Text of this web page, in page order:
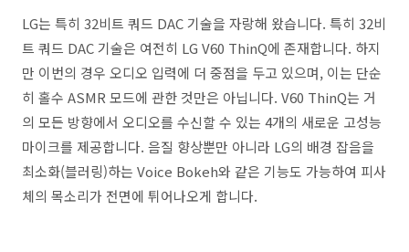
LG는 특히 32비트 쿼드 DAC 기술을 자랑해 왔습니다. 특히 32비
트 쿼드 DAC 기술은 여전히 LG V60 ThinQ에 존재합니다. 하지
만 이번의 경우 오디오 입력에 더 중점을 두고 있으며, 이는 단순
히 홀수 ASMR 모드에 관한 것만은 아닙니다. V60 ThinQ는 거
의 모든 방향에서 오디오를 수신할 수 있는 4개의 새로운 고성능
마이크를 제공합니다. 음질 향상뿐만 아니라 LG의 배경 잡음을
최소화(블러링)하는 Voice Bokeh와 같은 기능도 가능하여 피사
체의 목소리가 전면에 튀어나오게 합니다.